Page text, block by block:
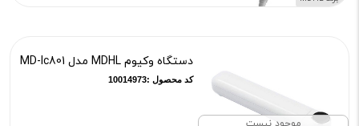
موجود نیست
دستگاه وکیوم MDHL مدل MD-lc801
کد محصول :10014973